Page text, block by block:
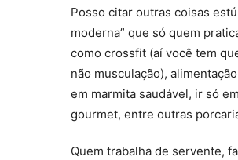
Posso citar outras coisas
moderna” que só quem
como crossfit (aí você tem
não musculação),
em marmita saudável, ir só
gourmet, entre outras
Quem trabalha de servente,